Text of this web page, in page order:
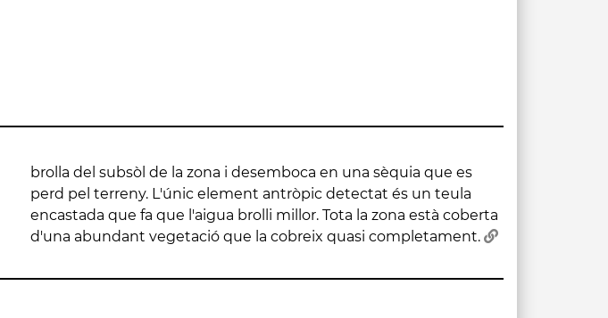
d'una abundant vegetació que la cobreix quasi completament.